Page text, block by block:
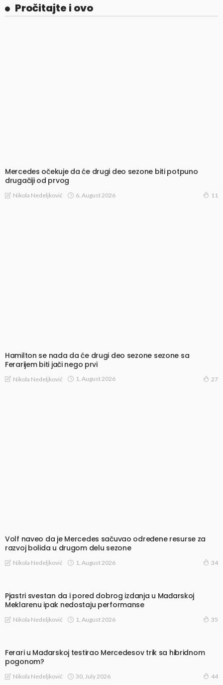
Pročitajte i ovo
Mercedes očekuje da će drugi deo sezone biti potpuno
drugačiji od prvog
Nikola Nedeljković 6, August 2026 11
Hamilton se nada da će drugi deo sezone sezone sa
Ferarijem biti jači nego prvi
Nikola Nedeljković 1, August 2026 27
Volf naveo da je Mercedes sačuvao određene resurse za
razvoj bolida u drugom delu sezone
Nikola Nedeljković 1, August 2026 34
Pjastri svestan da i pored dobrog izdanja u Mađarskoj
Meklarenu ipak nedostaju performanse
Nikola Nedeljković 1, August 2026 35
Ferari u Mađarskoj testirao Mercedesov trik sa hibridnom
pogonom?
Nikola Nedeljković 30, July 2026 44